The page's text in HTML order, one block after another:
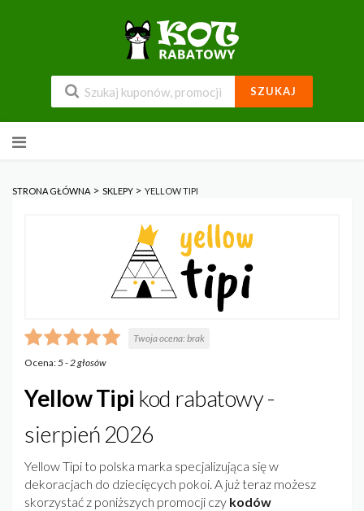
SZUKAJ
do
STRONA GŁÓWNA > SKLEPY > YELLOW TIPI
Twoja ocena:brak
Ocena:5-2głosów
Yellow Tipi kod rabatowy -
sierpień 2026
Yellow Tipi to polska marka specjalizująca się w
dekoracjach do dziecięcych pokoi. A już teraz możesz
skorzystać z poniższych promocji czy kodów